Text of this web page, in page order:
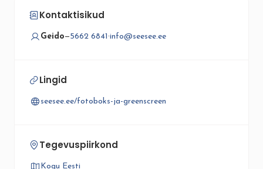
Kontaktisikud
Geido—5662 6841 ·info@seesee.ee
Lingid
seesee.ee/fotoboks-ja-greenscreen
Tegevuspiirkond
Kogu Eesti